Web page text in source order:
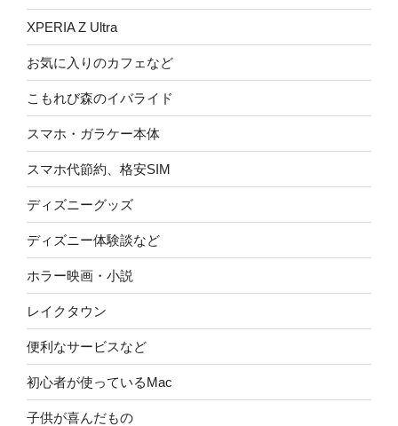
XPERIA Z Ultra
お気に入りのカフェなど
こもれび森のイバライド
スマホ・ガラケー本体
スマホ代節約、格安SIM
ディズニーグッズ
ディズニー体験談など
ホラー映画・小説
レイクタウン
便利なサービスなど
初心者が使っているMac
子供が喜んだもの